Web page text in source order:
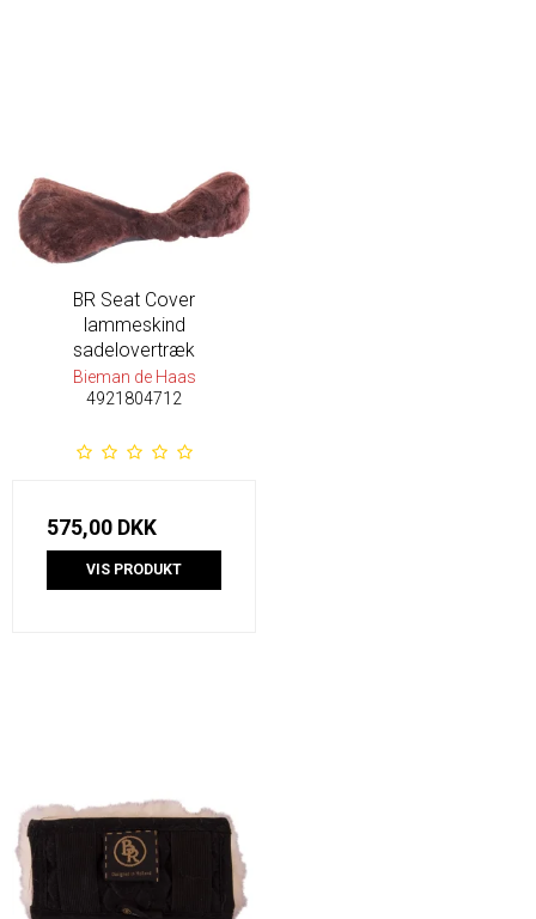
BR Seat Cover
lammeskind
sadelovertræk
Bieman de Haas
4921804712
575,00 DKK
VIS PRODUKT